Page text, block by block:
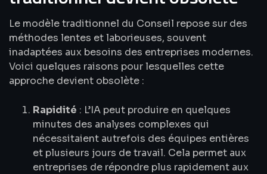
Le modèle traditionnel du Conseil repose sur des
méthodes lentes et laborieuses, souvent
inadaptées aux besoins des entreprises modernes.
Voici quelques raisons pour lesquelles cette
approche devient obsolète :
Rapidité : L’IA peut produire en quelques
minutes des analyses complexes qui
nécessitaient autrefois des équipes entières
et plusieurs jours de travail. Cela permet aux
entreprises de répondre plus rapidement aux